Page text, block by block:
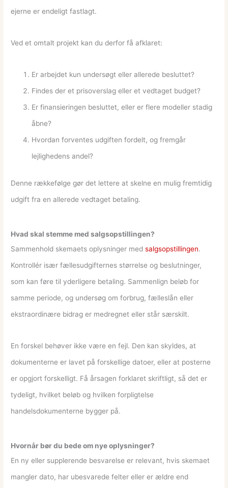
ejerne er endeligt fastlagt.
Ved et omtalt projekt kan du derfor få afklaret:
Er arbejdet kun undersøgt eller allerede besluttet?
Findes der et prisoverslag eller et vedtaget budget?
Er finansieringen besluttet, eller er flere modeller stadig
åbne?
Hvordan forventes udgiften fordelt, og fremgår
lejlighedens andel?
Denne rækkefølge gør det lettere at skelne en mulig fremtidig
udgift fra en allerede vedtaget betaling.
Hvad skal stemme med salgsopstillingen?
Sammenhold skemaets oplysninger medsalgsopstillingen.
Kontrollér især fællesudgifternes størrelse og beslutninger,
som kan føre til yderligere betaling. Sammenlign beløb for
samme periode, og undersøg om forbrug, fælleslån eller
ekstraordinære bidrag er medregnet eller står særskilt.
En forskel behøver ikke være en fejl. Den kan skyldes, at
dokumenterne er lavet på forskellige datoer, eller at posterne
er opgjort forskelligt. Få årsagen forklaret skriftligt, så det er
tydeligt, hvilket beløb og hvilken forpligtelse
handelsdokumenterne bygger på.
Hvornår bør du bede om nye oplysninger?
En ny eller supplerende besvarelse er relevant, hvis skemaet
mangler dato, har ubesvarede felter eller er ældre end